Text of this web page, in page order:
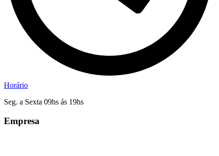
Horário
Seg. a Sexta 09hs ás 19hs
Empresa